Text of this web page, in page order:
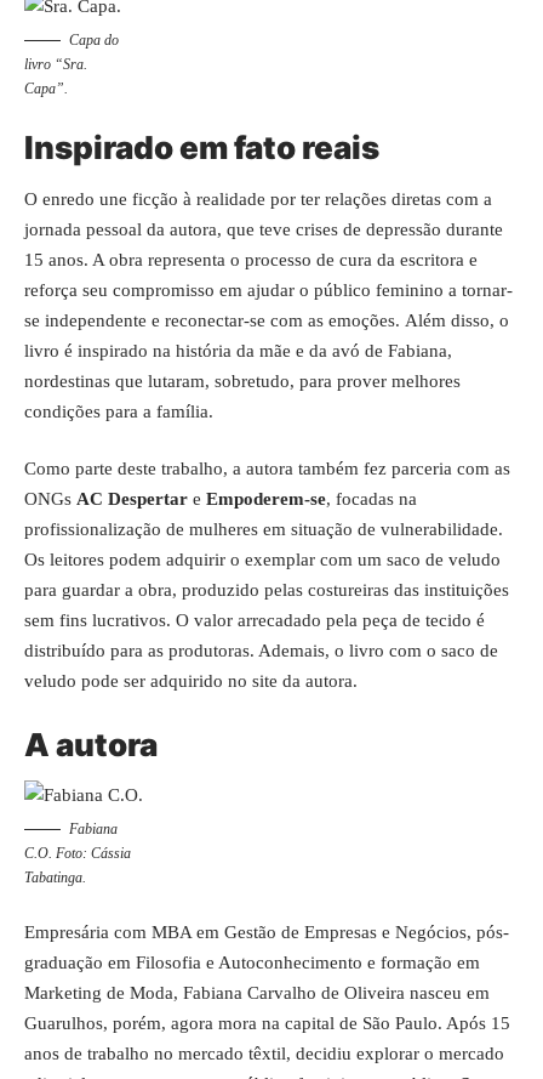
Capa do
livro “Sra.
Capa”.
Inspirado em fato reais
O enredo une ficção à realidade por ter relações diretas com a
jornada pessoal da autora, que teve crises de depressão durante
15 anos. A obra representa o processo de cura da escritora e
reforça seu compromisso em ajudar o público feminino a tornar-
se independente e reconectar-se com as emoções. Além disso, o
livro é inspirado na história da mãe e da avó de Fabiana,
nordestinas que lutaram, sobretudo, para prover melhores
condições para a família.
Como parte deste trabalho, a autora também fez parceria com as
ONGs AC Despertar e Empoderem-se, focadas na
profissionalização de mulheres em situação de vulnerabilidade.
Os leitores podem adquirir o exemplar com um saco de veludo
para guardar a obra, produzido pelas costureiras das instituições
sem fins lucrativos. O valor arrecadado pela peça de tecido é
distribuído para as produtoras. Ademais, o livro com o saco de
veludo pode ser adquirido no site da autora.
A autora
Fabiana
C.O. Foto: Cássia
Tabatinga.
Empresária com MBA em Gestão de Empresas e Negócios, pós-
graduação em Filosofia e Autoconhecimento e formação em
Marketing de Moda, Fabiana Carvalho de Oliveira nasceu em
Guarulhos, porém, agora mora na capital de São Paulo. Após 15
anos de trabalho no mercado têxtil, decidiu explorar o mercado